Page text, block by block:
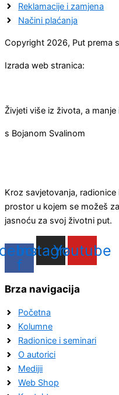
Reklamacije i zamjena
Načini plaćanja
Copyright 2026, Put prema
Izrada web stranica:
Živjeti više iz života, a manje
s Bojanom Svalinom
Kroz savjetovanja,
prostor u kojem se možeš
jasnoću za svoj životni put.
f
Instagram
Youtube
Brza navigacija
Početna
Kolumne
Radionice i seminari
O autorici
Medijii
Web Shop